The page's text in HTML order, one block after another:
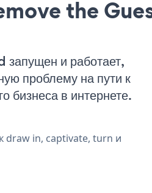
the
и работает,
проблему на пути к
бизнеса в интернете.
draw in, captivate, turn и